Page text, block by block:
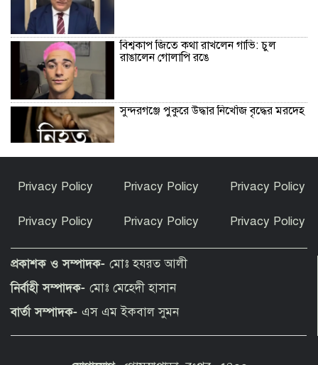
বিশ্বকাপ জিতে কথা রাখলেন গাভি: চুল
রাঙালেন গোলাপি রঙে
সুন্দরগঞ্জে পুকুরে উদ্ধার নিখোঁজ বৃদ্ধের মরদেহ
অভিনেত্রী?
ফুলছড়িতে গাঁজাসহ ৩ জনের কারাদণ্ড
Privacy Policy Privacy Policy Privacy Policy
Privacy Policy Privacy Policy Privacy Policy
প্রকাশক ও সম্পাদক- মোঃ হযরত আলী
নির্বাহী সম্পাদক- মোঃ মেহেদী হাসান
বার্তা সম্পাদক- এস এম ইকবাল সুমন